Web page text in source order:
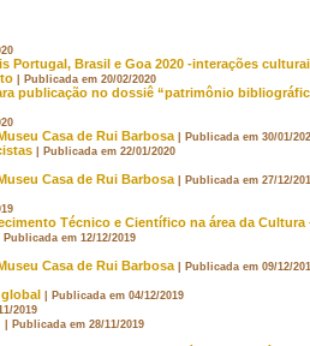
Portugal, Brasil e Goa 2020 -interações
| Publicada em 20/02/2020
publicação no dossiê “patrimônio
Casa de Rui Barbosa | Publicada em 30/01/
| Publicada em 22/01/2020
Casa de Rui Barbosa | Publicada em 27/12/
Técnico e Científico na área da Cultura
| Publicada em 12/12/2019
Casa de Rui Barbosa | Publicada em 09/12/
global | Publicada em 04/12/2019
2019
| Publicada em 28/11/2019